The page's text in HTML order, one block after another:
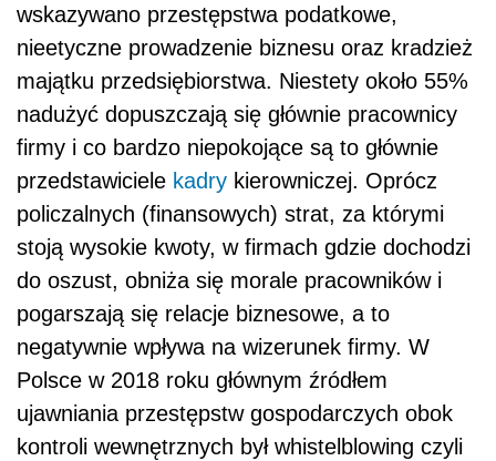
wskazywano przestępstwa podatkowe,
nieetyczne prowadzenie biznesu oraz kradzież
majątku przedsiębiorstwa. Niestety około 55%
nadużyć dopuszczają się głównie pracownicy
firmy i co bardzo niepokojące są to głównie
przedstawiciele kadry kierowniczej. Oprócz
policzalnych (finansowych) strat, za którymi
stoją wysokie kwoty, w firmach gdzie dochodzi
do oszust, obniża się morale pracowników i
pogarszają się relacje biznesowe, a to
negatywnie wpływa na wizerunek firmy. W
Polsce w 2018 roku głównym źródłem
ujawniania przestępstw gospodarczych obok
kontroli wewnętrznych był whistelblowing czyli